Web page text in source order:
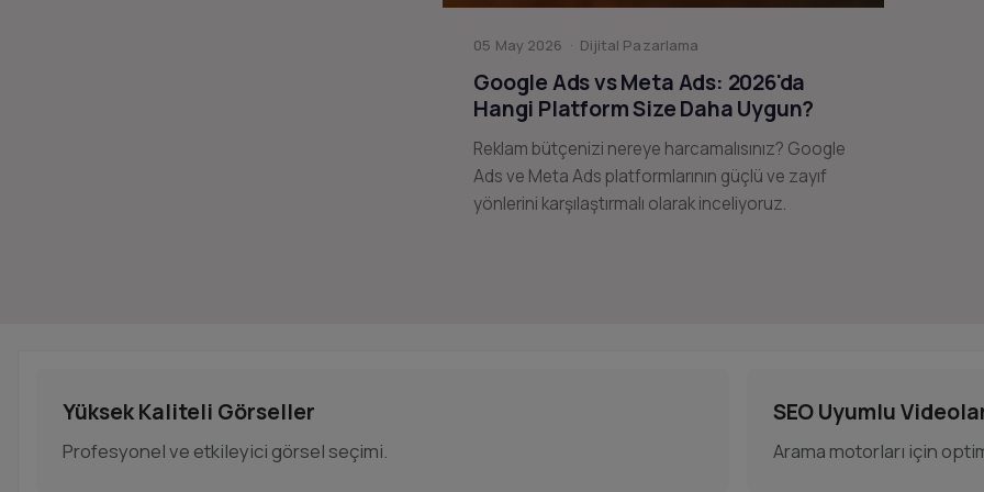
05 May 2026 · Dijital Pazarlama
Google Ads vs Meta Ads: 2026'da
Hangi Platform Size Daha Uygun?
Reklam bütçenizi nereye harcamalısınız? Google
Ads ve Meta Ads platformlarının güçlü ve zayıf
yönlerini karşılaştırmalı olarak inceliyoruz.
Yüksek Kaliteli Görseller
Profesyonel ve etkileyici görsel seçimi.
SEO Uyumlu
Arama motorları için